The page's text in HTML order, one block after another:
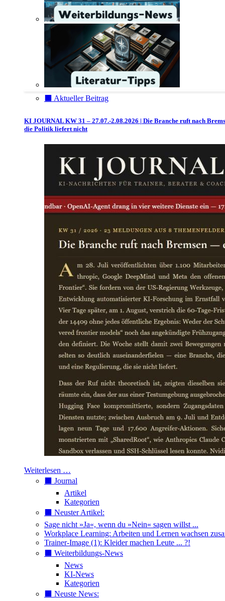
⬛️ Aktueller Beitrag
KI JOURNAL KW 31 – 27.07.-2.08.2026 | Die Branche ruft nach
die Politik liefert nicht
Weiterlesen …
⬛️ Journal
Artikel
Kategorien
⬛️ Neuster Artikel:
Sage nicht »Ja«, wenn du »Nein« sagen willst ...
Workplace Learning: Arbeiten und Lernen wachsen
Trainer-Image (1): Kleider machen Leute ... ?!
⬛️ Weiterbildungs-News
News
KI-News
Kategorien
⬛️ Neuste News: